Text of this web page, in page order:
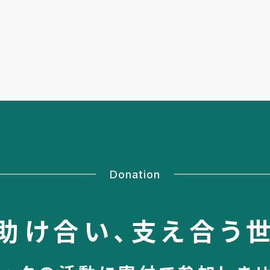
Donation
け合い、 支え合う